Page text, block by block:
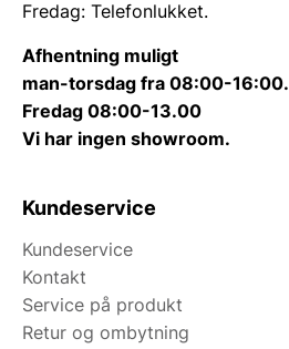
Fredag: Telefonlukket.
Afhentning muligt
man-torsdag fra 08:00-16:00.
Fredag 08:00-13.00
Vi har ingen showroom.
Kundeservice
Kundeservice
Kontakt
Service på produkt
Retur og ombytning